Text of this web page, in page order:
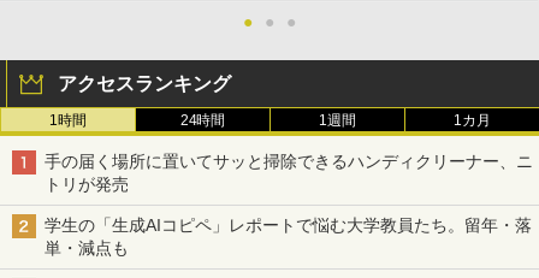
● ● ●
アクセスランキング
1時間 24時間 1週間 1カ月
手の届く場所に置いてサッと掃除できるハンディクリーナー、ニ
トリが発売
学生の「生成AIコピペ」レポートで悩む大学教員たち。留年・落
単・減点も